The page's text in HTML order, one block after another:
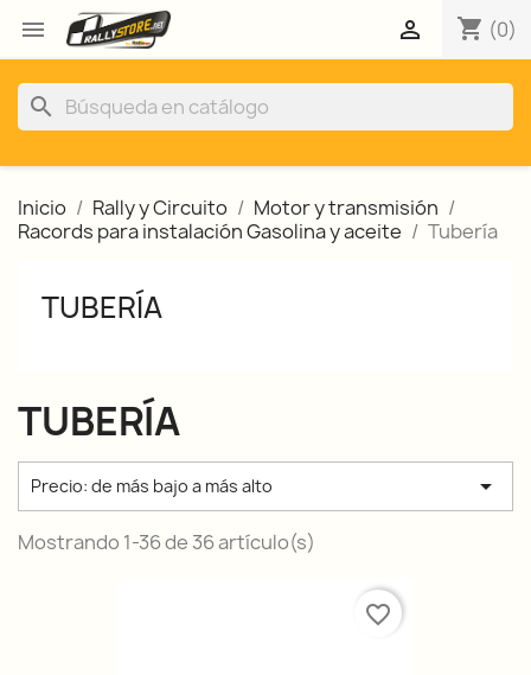
 shopping_cart (0)

search
Inicio Rally y Circuito
Motor y transmisión
Racords para instalación Gasolina y aceite
Tubería
TUBERÍA
TUBERÍA
Precio: de más bajo a más alto 
Mostrando 1-36 de 36 artículo(s)
favorite_border